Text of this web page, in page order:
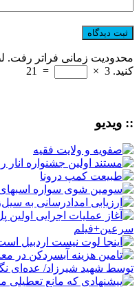
محدودیت زمانی فراتر رفت.
کنید. 3
×
=
21
:: ویدیو